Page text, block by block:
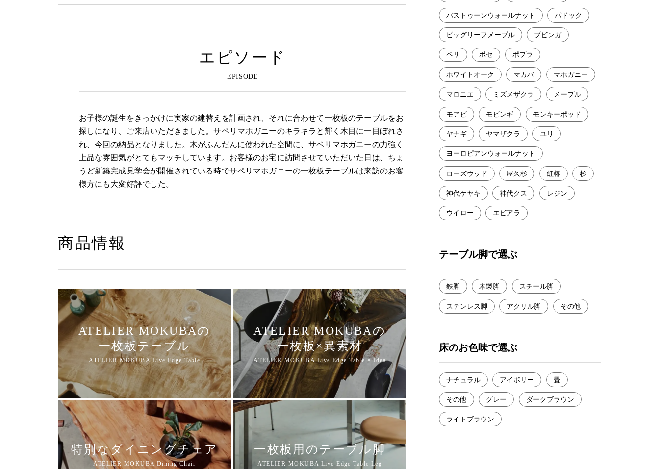
エピソード
お子様の誕生をきっかけに実家の建替えを計画され、それに合わせて一枚板のテーブルをお
探しになり、ご来店いただきました。サペリマホガニーのキラキラと輝く木目に一目ぼれさ
れ、今回の納品となりました。木がふんだんに使われた空間に、サペリマホガニーの力強く
上品な雰囲気がとてもマッチしています。お客様のお宅に訪問させていただいた日は、ちょ
うど新築完成見学会が開催されている時でサペリマホガニーの一枚板テーブルは来訪のお客
様方にも大変好評でした。
商品情報
ATELIER MOKUBAの
一枚板テーブル
ATELIER MOKUBAの
一枚板×異素材
特別なダイニングチェア 一枚板用のテーブル脚
バストゥーンウォールナット パドック
ビッグリーフメープル ブビンガ
ベリ ボセ ポプラ
ホワイトオーク マカバ マホガニー
マロニエ ミズメザクラ メープル
モアビ モビンギ モンキーポッド
ヤナギ ヤマザクラ ユリ
ヨーロピアンウォールナット
ローズウッド 屋久杉 紅椿 杉
神代ケヤキ 神代クス レジン
ウイロー エビアラ
テーブル脚で選ぶ
鉄脚 木製脚 スチール脚
ステンレス脚 アクリル脚 その他
床のお色味で選ぶ
ナチュラル アイボリー 畳
その他 グレー ダークブラウン
ライトブラウン